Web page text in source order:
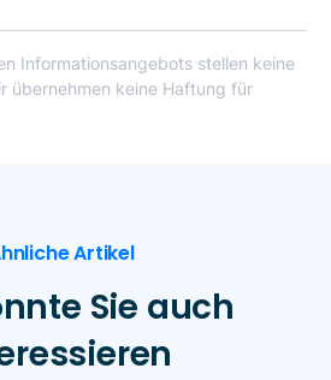
Informationsangebots stellen keine
übernehmen keine Haftung für
Artikel
Sie auch